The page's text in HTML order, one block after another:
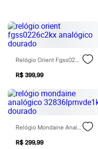
Base
Batom
Blush
Corretivo
Gloss
Pó facial
Sombras
Al Wataniah
Banderas
Beleza C&A
Boca Rosa
Bruna Tavares
Carolina Herrera
Fran by Franciny Ehlke
Relógio Orient Fgss0226c2kx Analógico Dourado
R$ 399,99
Relógio Mondaine Analógico 32836lpmvde1k Dourado
R$ 299,99